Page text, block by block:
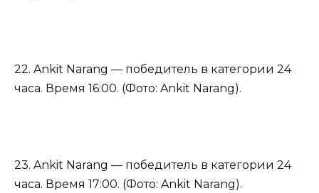
22. Ankit Narang — победитель в категории 24
часа. Время 16:00. (Фото: Ankit Narang).
23. Ankit Narang — победитель в категории 24
часа. Время 17:00. (Фото: Ankit Narang).